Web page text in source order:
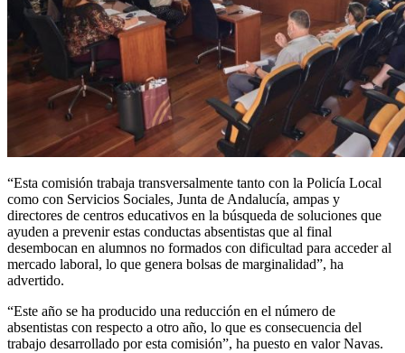
“Esta comisión trabaja transversalmente tanto con la Policía Local
como con Servicios Sociales, Junta de Andalucía, ampas y
directores de centros educativos en la búsqueda de soluciones que
ayuden a prevenir estas conductas absentistas que al final
desembocan en alumnos no formados con dificultad para acceder al
mercado laboral, lo que genera bolsas de marginalidad”, ha
advertido.
“Este año se ha producido una reducción en el número de
absentistas con respecto a otro año, lo que es consecuencia del
trabajo desarrollado por esta comisión”, ha puesto en valor Navas.